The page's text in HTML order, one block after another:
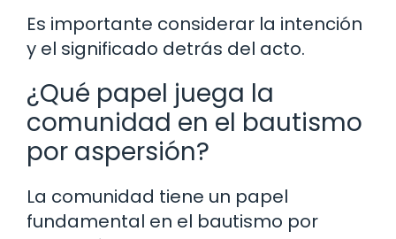
Es importante considerar la intención
y el significado detrás del acto.
¿Qué papel juega la
comunidad en el bautismo
por aspersión?
La comunidad tiene un papel
fundamental en el bautismo por